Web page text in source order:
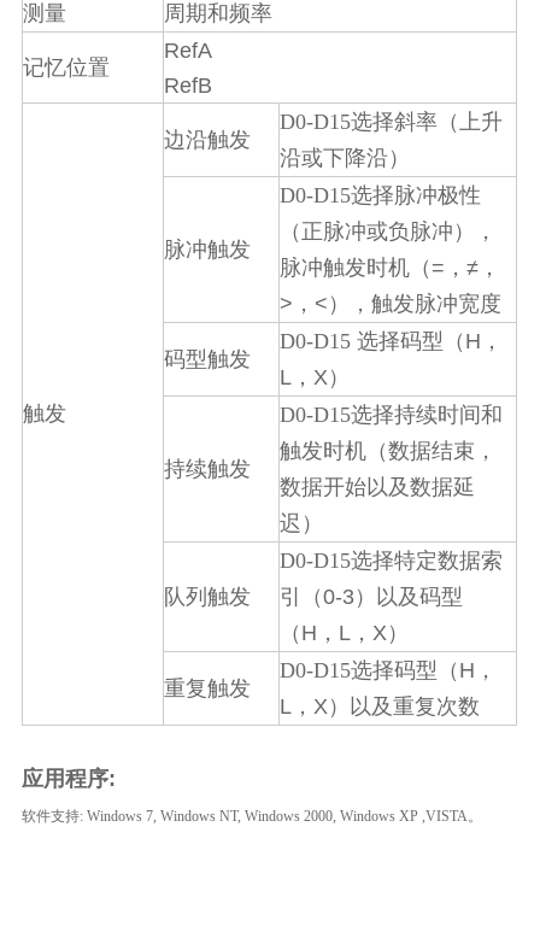
测量
周期和频率
记忆位置
RefA
RefB
触发
边沿触发
D0-D15选择斜率（上升
沿或下降沿）
脉冲触发
D0-D15选择脉冲极性
（正脉冲或负脉冲），
脉冲触发时机（ = ，≠ ，
> ， < ），触发脉冲宽度
码型触发
D0-D15选择码型（ H ，
L ，X）
持续触发
D0-D15选择持续时间和
触发时机（数据结束，
数据开始以及数据延
迟）
队列触发
D0-D15选择特定数据索
引（0-3）以及码型
（ H ， L ，X）
重复触发
D0-D15选择码型（ H ，
L ，X）以及重复次数
应用程序:
软件支持: Windows 7, Windows NT, Windows 2000, Windows XP ,VISTA。